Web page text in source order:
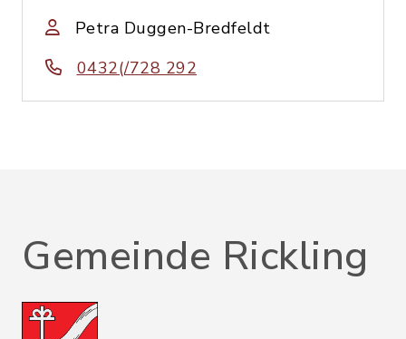
Petra Duggen-Bredfeldt
0432(/728 292
Gemeinde Rickling